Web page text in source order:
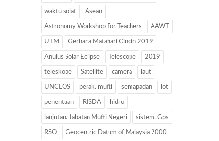
waktu solat Asean
Astronomy Workshop For Teachers AAWT
UTM Gerhana Matahari Cincin 2019
Anulus Solar Eclipse Telescope 2019
teleskope Satellite camera laut
UNCLOS perak. mufti semapadan lot
penentuan RISDA hidro
lanjutan. Jabatan Mufti Negeri sistem. Gps
RSO Geocentric Datum of Malaysia 2000